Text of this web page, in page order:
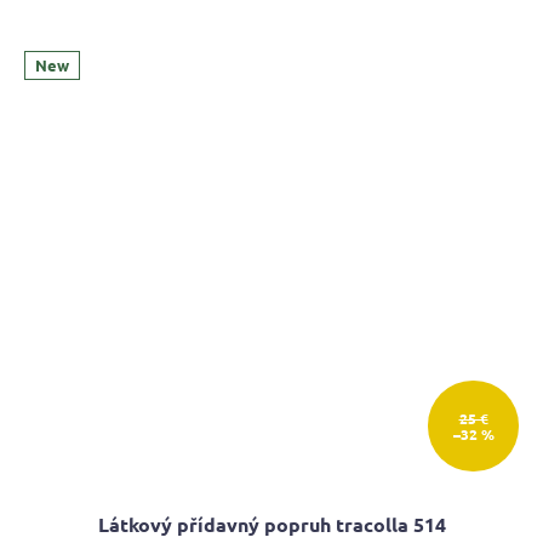
New
25 €
–32 %
Látkový přídavný popruh tracolla 514